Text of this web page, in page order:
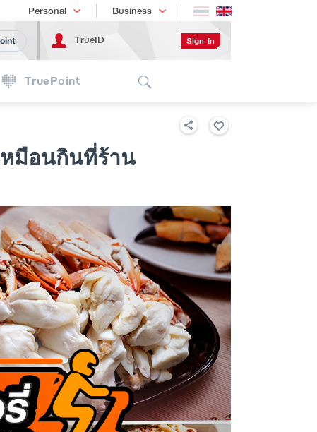
Personal
Shopping Business
เทรนด์เทคโนโลยี
TrueID Sign In
TruePoint
หมือนกินที่ร้าน